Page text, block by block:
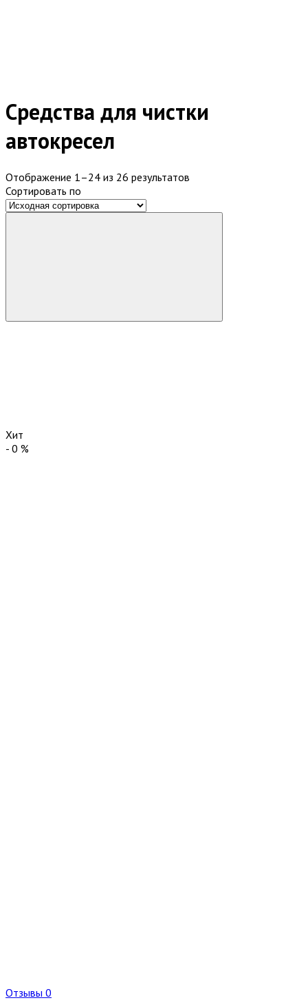
Средства для чистки
автокресел
Отображение 1–24 из 26 результатов
Сортировать по
Хит
- 0 %
Отзывы 0